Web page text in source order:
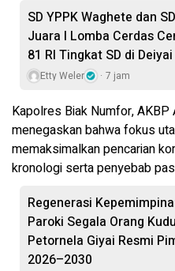
SD YPPK Waghete dan
Juara I Lomba Cerdas
81 RI Tingkat SD di Deiyai
Etty Weler 7 jam
​Kapolres Biak Numfor, AKBP
menegaskan bahwa fokus
memaksimalkan pencarian
kronologi serta penyebab
Regenerasi
Paroki Segala Orang
Petornela Giyai Resmi
2026–2030